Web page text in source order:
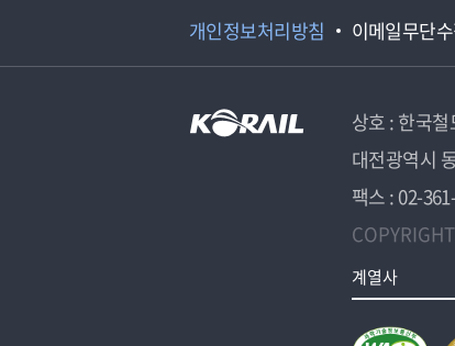
개인정보처리방침 이메일무단
상호 : 한국철
대전광역시
팩스 : 02-
계열사